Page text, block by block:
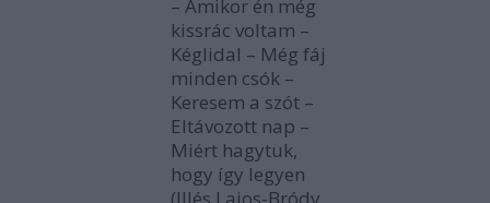
– Amikor én még
kissrác voltam –
Kéglidal – Még fáj
minden csók –
Keresem a szót –
Eltávozott nap –
Miért hagytuk,
hogy így legyen